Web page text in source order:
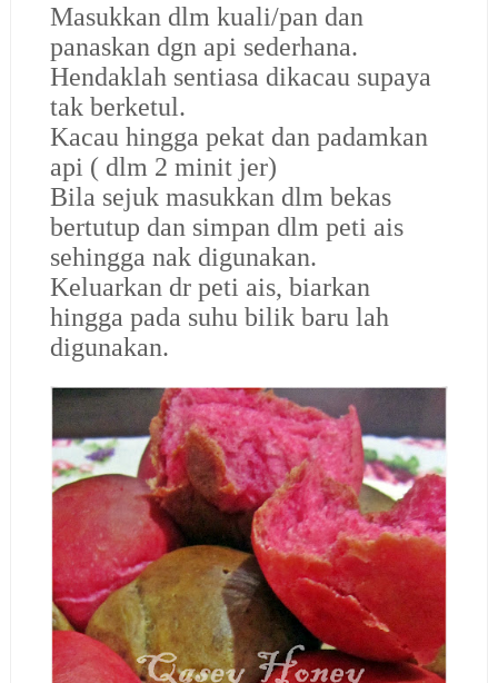
Masukkan dlm kuali/pan dan
panaskan dgn api sederhana.
Hendaklah sentiasa dikacau supaya
tak berketul.
Kacau hingga pekat dan padamkan
api ( dlm 2 minit jer)
Bila sejuk masukkan dlm bekas
bertutup dan simpan dlm peti ais
sehingga nak digunakan.
Keluarkan dr peti ais, biarkan
hingga pada suhu bilik baru lah
digunakan.